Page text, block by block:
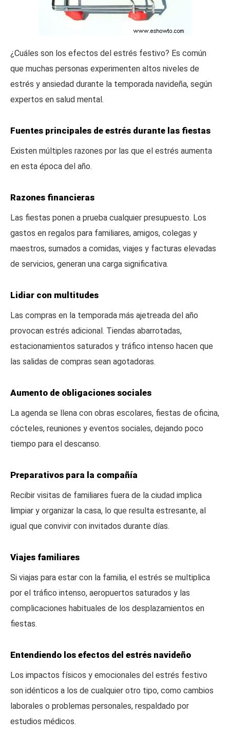
¿Cuáles son los efectos del estrés festivo? Es común
que muchas personas experimenten altos niveles de
estrés y ansiedad durante la temporada navideña, según
expertos en salud mental.
Fuentes principales de estrés durante las fiestas
Existen múltiples razones por las que el estrés aumenta
en esta época del año.
Razones financieras
Las fiestas ponen a prueba cualquier presupuesto. Los
gastos en regalos para familiares, amigos, colegas y
maestros, sumados a comidas, viajes y facturas elevadas
de servicios, generan una carga significativa.
Lidiar con multitudes
Las compras en la temporada más ajetreada del año
provocan estrés adicional. Tiendas abarrotadas,
estacionamientos saturados y tráfico intenso hacen que
las salidas de compras sean agotadoras.
Aumento de obligaciones sociales
La agenda se llena con obras escolares, fiestas de oficina,
cócteles, reuniones y eventos sociales, dejando poco
tiempo para el descanso.
Preparativos para la compañía
Recibir visitas de familiares fuera de la ciudad implica
limpiar y organizar la casa, lo que resulta estresante, al
igual que convivir con invitados durante días.
Viajes familiares
Si viajas para estar con la familia, el estrés se multiplica
por el tráfico intenso, aeropuertos saturados y las
complicaciones habituales de los desplazamientos en
fiestas.
Entendiendo los efectos del estrés navideño
Los impactos físicos y emocionales del estrés festivo
son idénticos a los de cualquier otro tipo, como cambios
laborales o problemas personales, respaldado por
estudios médicos.